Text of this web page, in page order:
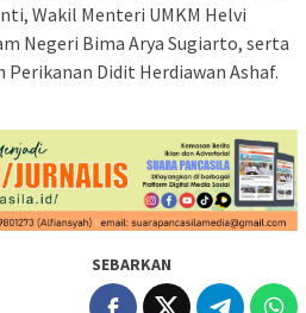
Wakil Menteri UMKM Helvi
Negeri Bima Arya Sugiarto, serta
Didit Herdiawan Ashaf.
SEBARKAN